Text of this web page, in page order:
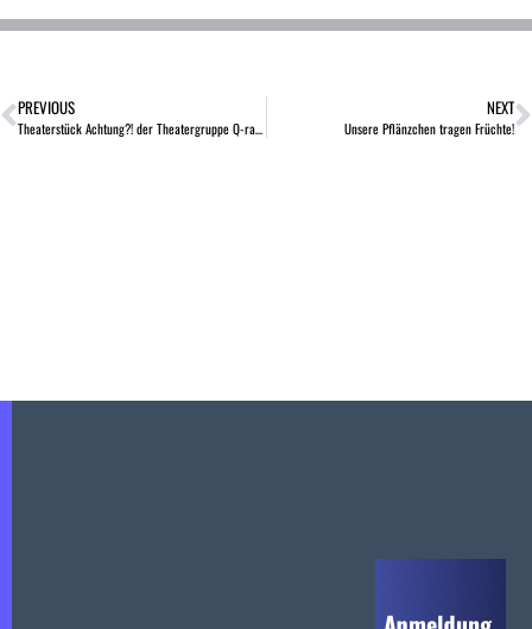
PREVIOUS
Theaterstück Achtung?! der Theatergruppe Q-rage
NEXT
Unsere Pflänzchen tragen Früchte!